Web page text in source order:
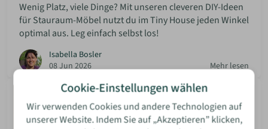
Wenig Platz, viele Dinge? Mit unseren cleveren DIY-Ideen
für Stauraum-Möbel nutzt du im Tiny House jeden Winkel
optimal aus. Leg einfach selbst los!
Isabella Bosler
08 Jun 2026
Mehr lesen
Cookie-Einstellungen wählen
Wir verwenden Cookies und andere Technologien auf
unserer Website. Indem Sie auf „Akzeptieren” klicken,